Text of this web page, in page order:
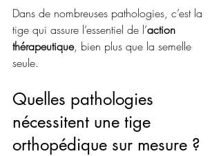
Dans de nombreuses pathologies, c’est la
tige qui assure l’essentiel de l’action
thérapeutique, bien plus que la semelle
seule.
Quelles pathologies
nécessitent une tige
orthopédique sur mesure ?